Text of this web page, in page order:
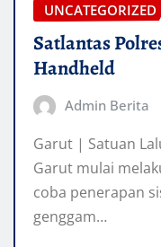
UNCATEGORIZED
Satlantas
Handheld
Admin Berita
Garut | Satuan
Garut mulai
coba penerapan
genggam…